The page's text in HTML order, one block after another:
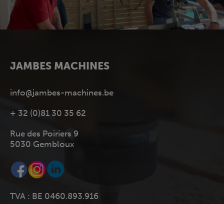
JAMBES MACHINES
info@jambes-machines.be
+ 32 (0)81 30 35 62
Rue des Poiriers 9
5030 Gembloux
TVA : BE 0460.893.916